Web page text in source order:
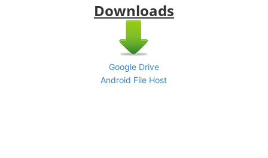
Downloads
Google Drive
Android File Host